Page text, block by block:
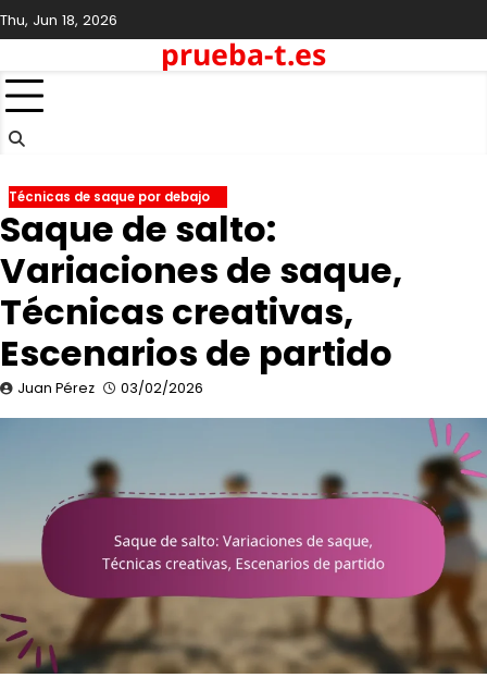
Skip
to
Thu, Jun 18, 2026
prueba-t.es
Técnicas de saque por debajo
Saque de salto:
Variaciones de saque,
Técnicas creativas,
Escenarios de partido
Juan Pérez 03/02/2026